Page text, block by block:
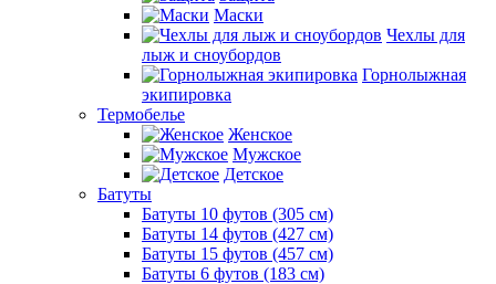
Маски
Чехлы для
лыж и сноубордов
Горнолыжная
экипировка
Термобелье
Женское
Мужское
Детское
Батуты
Батуты 10 футов (305 см)
Батуты 14 футов (427 см)
Батуты 15 футов (457 см)
Батуты 6 футов (183 см)